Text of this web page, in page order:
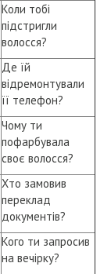
Коли тобі
підстригли
волосся?
Де їй
відремонтували
її телефон?
Чому ти
пофарбувала
своє волосся?
Хто замовив
переклад
документів?
Кого ти запросив
на вечірку?